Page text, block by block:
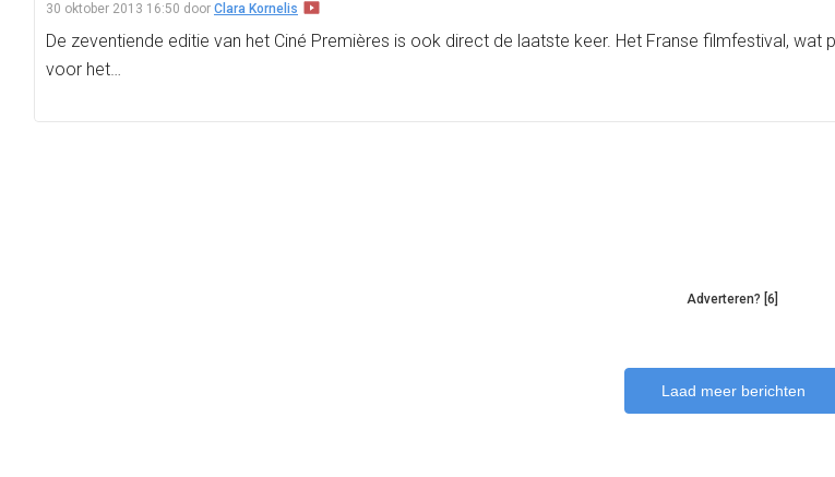
30 oktober 2013 16:50 door Clara Kornelis
De zeventiende editie van het Ciné Premières is ook direct de laatste keer. Het Franse filmfestival,
voor het…
Adverteren? [6]
Laad meer berichten